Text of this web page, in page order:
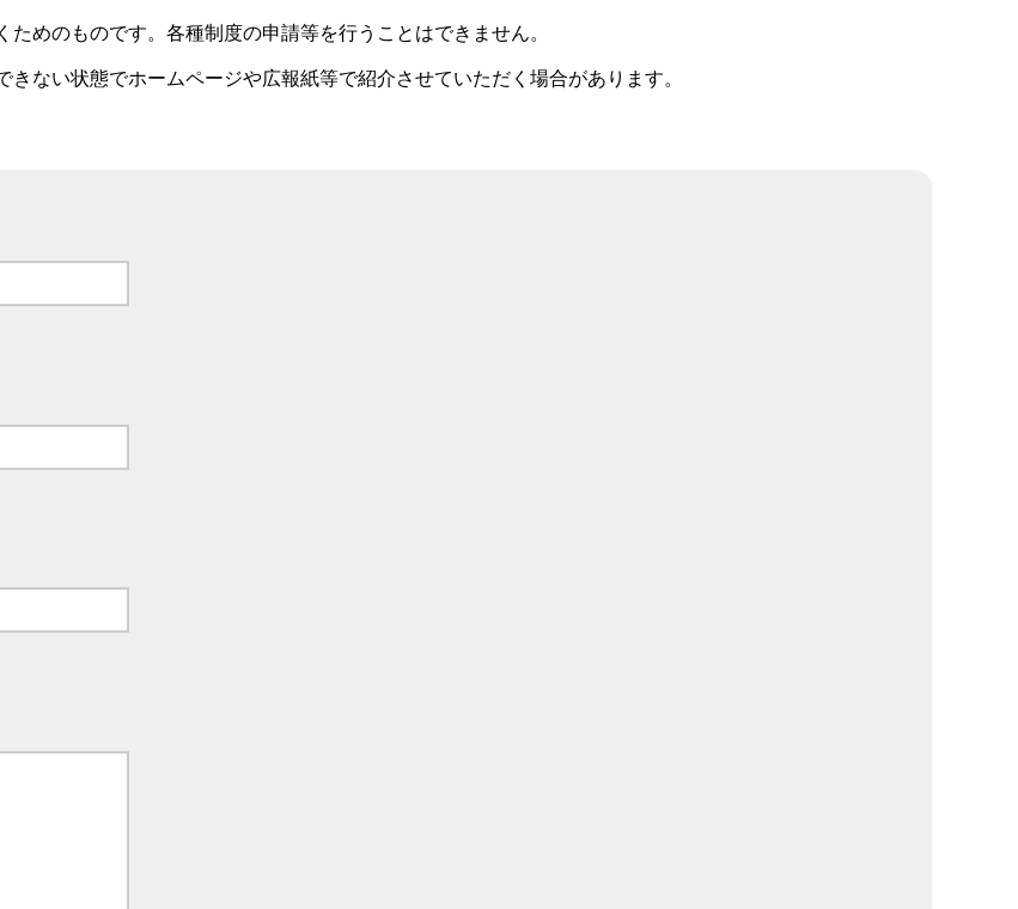
めのものです。各種制度の申請等を行うことはできません。
ない状態でホームページや広報紙等で紹介させていただく場合があります。